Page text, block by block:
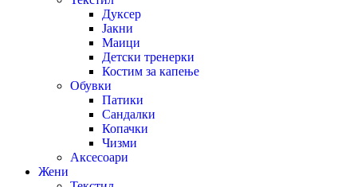
Дуксер
Јакни
Маици
Детски тренерки
Костим за капење
Обувки
Патики
Сандалки
Копачки
Чизми
Аксесоари
Жени